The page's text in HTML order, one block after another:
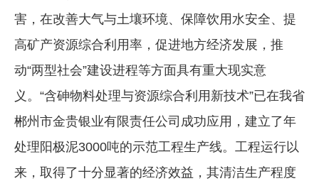
害，在改善大气与土壤环境、保障饮用水安全、提
高矿产资源综合利用率，促进地方经济发展，推
动“两型社会”建设进程等方面具有重大现实意
义。“含砷物料处理与资源综合利用新技术”已在我省
郴州市金贵银业有限责任公司成功应用，建立了年
处理阳极泥3000吨的示范工程生产线。工程运行以
来，取得了十分显著的经济效益，其清洁生产程度